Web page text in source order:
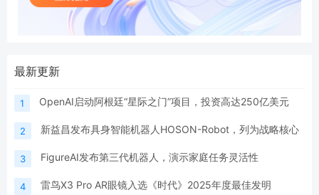
最新更新
1 OpenAI启动阿根廷“星际之门”项目，投资高达250亿美元
2 新益昌发布具身智能机器人HOSON-Robot，列为战略核心
3 FigureAI发布第三代机器人，演示家庭任务灵活性
4 雷鸟X3 Pro AR眼镜入选《时代》2025年度最佳发明